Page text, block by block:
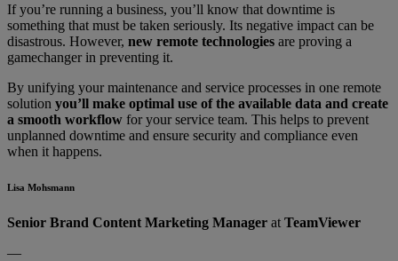
If you’re running a business, you’ll know that downtime is
something that must be taken seriously. Its negative impact can be
disastrous. However, new remote technologies are proving a
gamechanger in preventing it.
By unifying your maintenance and service processes in one remote
solution you’ll make optimal use of the available data and create
a smooth workflow for your service team. This helps to prevent
unplanned downtime and ensure security and compliance even
when it happens.
Lisa Mohsmann
Senior Brand Content Marketing Manager at TeamViewer
—